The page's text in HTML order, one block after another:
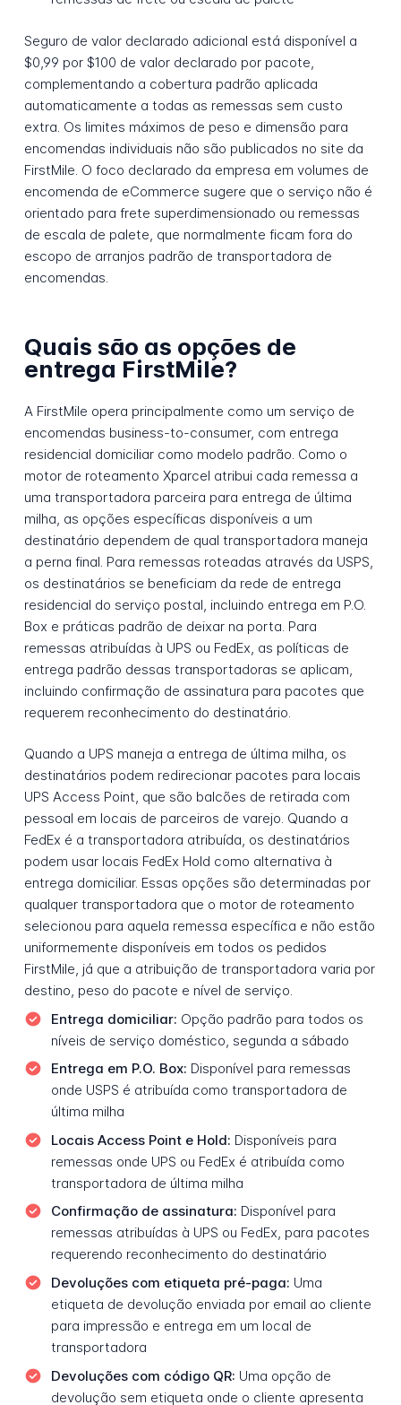
Seguro de valor declarado adicional está disponível a
$0,99 por $100 de valor declarado por pacote,
complementando a cobertura padrão aplicada
automaticamente a todas as remessas sem custo
extra. Os limites máximos de peso e dimensão para
encomendas individuais não são publicados no site da
FirstMile. O foco declarado da empresa em volumes de
encomenda de eCommerce sugere que o serviço não é
orientado para frete superdimensionado ou remessas
de escala de palete, que normalmente ficam fora do
escopo de arranjos padrão de transportadora de
encomendas.
Quais são as opções de
entrega FirstMile?
A FirstMile opera principalmente como um serviço de
encomendas business-to-consumer, com entrega
residencial domiciliar como modelo padrão. Como o
motor de roteamento Xparcel atribui cada remessa a
uma transportadora parceira para entrega de última
milha, as opções específicas disponíveis a um
destinatário dependem de qual transportadora maneja
a perna final. Para remessas roteadas através da USPS,
os destinatários se beneficiam da rede de entrega
residencial do serviço postal, incluindo entrega em P.O.
Box e práticas padrão de deixar na porta. Para
remessas atribuídas à UPS ou FedEx, as políticas de
entrega padrão dessas transportadoras se aplicam,
incluindo confirmação de assinatura para pacotes que
requerem reconhecimento do destinatário.
Quando a UPS maneja a entrega de última milha, os
destinatários podem redirecionar pacotes para locais
UPS Access Point, que são balcões de retirada com
pessoal em locais de parceiros de varejo. Quando a
FedEx é a transportadora atribuída, os destinatários
podem usar locais FedEx Hold como alternativa à
entrega domiciliar. Essas opções são determinadas por
qualquer transportadora que o motor de roteamento
selecionou para aquela remessa específica e não estão
uniformemente disponíveis em todos os pedidos
FirstMile, já que a atribuição de transportadora varia por
destino, peso do pacote e nível de serviço.
Entrega domiciliar: Opção padrão para todos os
níveis de serviço doméstico, segunda a sábado
Entrega em P.O. Box: Disponível para remessas
onde USPS é atribuída como transportadora de
última milha
Locais Access Point e Hold: Disponíveis para
remessas onde UPS ou FedEx é atribuída como
transportadora de última milha
Confirmação de assinatura: Disponível para
remessas atribuídas à UPS ou FedEx, para pacotes
requerendo reconhecimento do destinatário
Devoluções com etiqueta pré-paga: Uma
etiqueta de devolução enviada por email ao cliente
para impressão e entrega em um local de
transportadora
Devoluções com código QR: Uma opção de
devolução sem etiqueta onde o cliente apresenta